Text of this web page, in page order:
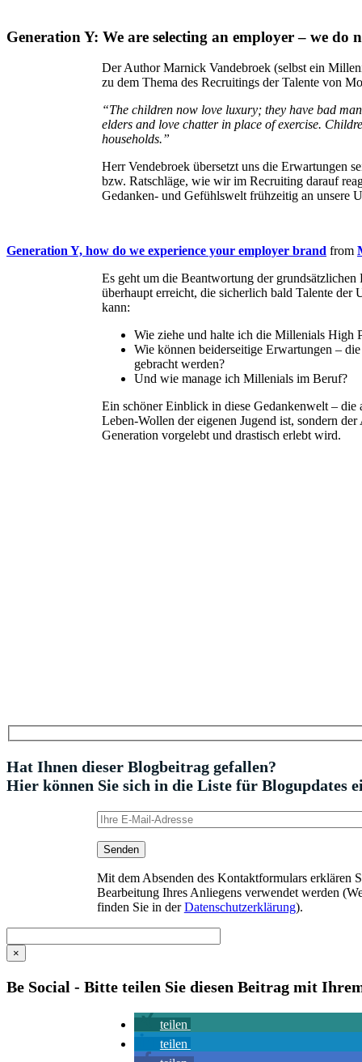
Generation Y: We are selecting an employer – we
Der Author Marnick Vandebroek (selbst ein
zu dem Thema des Recruitings der Talente von
“The children now love luxury; they have bad
elders and love chatter in place of exercise.
households.”
Herr Vendebroek übersetzt uns die Erwartungen
bzw. Ratschläge, wie wir im Recruiting darauf
Gedanken- und Gefühlswelt frühzeitig an unsere
Generation Y, how do we experience your employer brand from
Es geht um die Beantwortung der
überhaupt erreicht, die sicherlich bald Talente der
kann:
Wie ziehe und halte ich die Millenials High
Wie können beiderseitige Erwartungen –
gebracht werden?
Und wie manage ich Millenials im Beruf?
Ein schöner Einblick in diese Gedankenwelt –
Leben-Wollen der eigenen Jugend ist, sondern
Generation vorgelebt und drastisch erlebt wird.
Hat Ihnen dieser Blogbeitrag gefallen?
Hier können Sie sich in die Liste für Blogupdates
Mit dem Absenden des Kontaktformulars erklären
Bearbeitung Ihres Anliegens verwendet werden
finden Sie in derDatenschutzerklärung).
×
Be Social - Bitte teilen Sie diesen Beitrag mit
teilen
teilen